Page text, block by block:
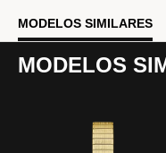
MODELOS SIMILARES
MODELOS